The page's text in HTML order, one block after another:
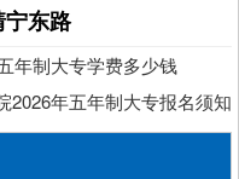
东路
年制大专学费多少钱
2026年五年制大专报名须知